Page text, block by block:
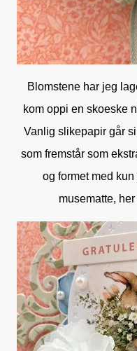
Blomstene har jeg
kom oppi en skoeske
Vanlig slikepapir går
som fremstår som
og formet med
musematte,